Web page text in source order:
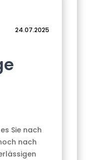
24.07.2025
Sie nach
nach